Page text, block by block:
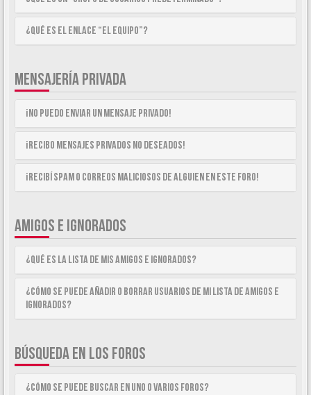
¿Qué es el enlace “El equipo”?
MENSAJERÍA PRIVADA
¡No puedo enviar un mensaje privado!
¡Recibo mensajes privados no deseados!
¡Recibí spam o correos maliciosos de alguien en este foro!
AMIGOS E IGNORADOS
¿Qué es la lista de Mis Amigos e Ignorados?
¿Cómo se puede añadir o borrar usuarios de mi lista de Amigos e
Ignorados?
BÚSQUEDA EN LOS FOROS
¿Cómo se puede buscar en uno o varios foros?